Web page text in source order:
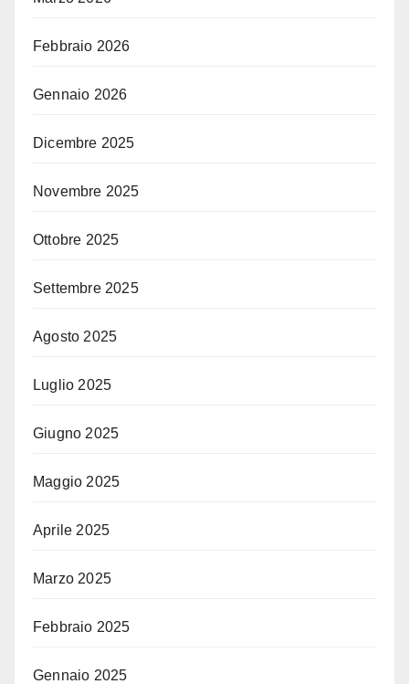
Febbraio 2026
Gennaio 2026
Dicembre 2025
Novembre 2025
Ottobre 2025
Settembre 2025
Agosto 2025
Luglio 2025
Giugno 2025
Maggio 2025
Aprile 2025
Marzo 2025
Febbraio 2025
Gennaio 2025